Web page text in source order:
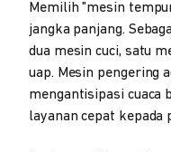
Memilih "mesin
jangka panjang.
dua mesin cuci, satu
uap. Mesin pengering
mengantisipasi cuaca
layanan cepat kepada